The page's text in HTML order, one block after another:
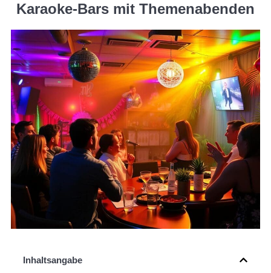
Karaoke-Bars mit Themenabenden
Inhaltsangabe